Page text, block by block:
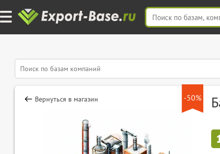
-50%
Вернуться в магазин